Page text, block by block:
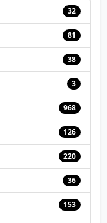
32
81
38
3
968
126
220
36
153